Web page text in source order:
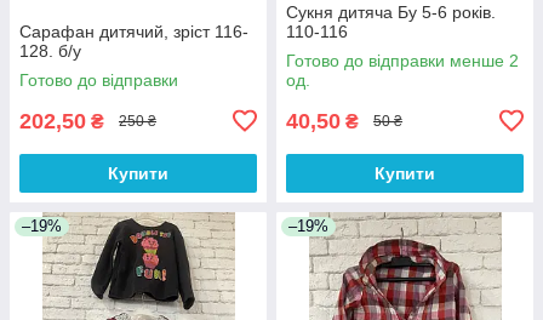
Сарафан дитячий, зріст 116-
128. б/у
Готово до відправки
202,50 ₴ 250 ₴
Купити
Сукня дитяча Бу 5-6 років.
110-116
Готово до відправки менше 2
од.
40,50 ₴ 50 ₴
Купити
–19% –19%